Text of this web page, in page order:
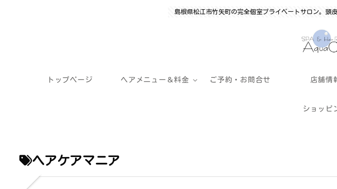
島根県松江市竹矢町の完全個室プライベートサロン。頭
トップページ ヘアメニュー＆料金 ご予約・お問合せ 店舗情
ショッピ
ヘアケアマニア